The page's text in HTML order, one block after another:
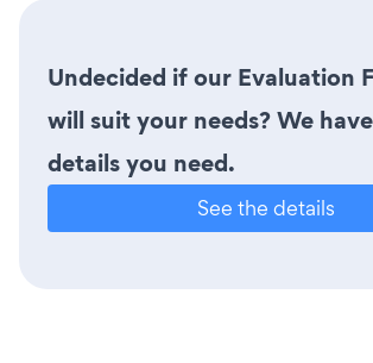
Undecided if our Evaluation
will suit your needs? We
details you need.
See the details